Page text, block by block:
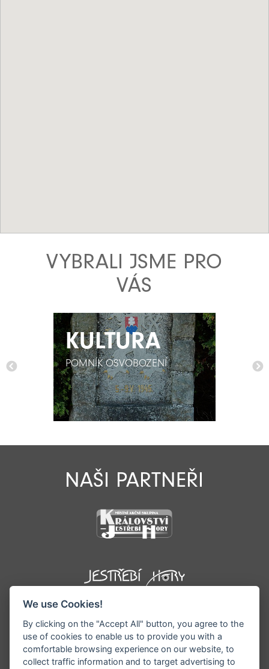
VYBRALI JSME PRO
VÁS
KULTURA
POMNÍK OSVOBOZENÍ
KULTURA
POMNÍK OSVOBOZENÍ
NAŠI PARTNEŘI
We use Cookies!
By clicking on the "Accept All" button, you agree to the
use of cookies to enable us to provide you with a
comfortable browsing experience on our website, to
collect traffic information and to target advertising to